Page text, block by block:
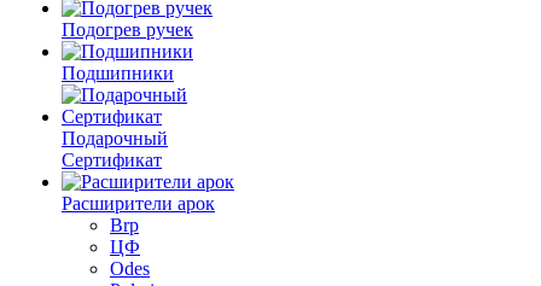
Подогрев ручек
Подшипники
Подарочный
Сертификат
Расширители арок
Brp
ЦФ
Odes